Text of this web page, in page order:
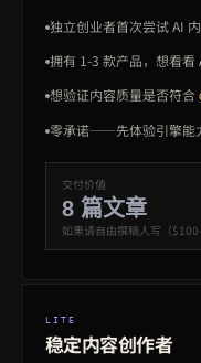
独立创业者首次尝试 AI
拥有 1-3 款产品，想看看
想验证内容质量是否符合
零承诺——先体验引擎能
交付价值
8 篇文章
如果请自由撰稿人写（
LITE
稳定内容创作者